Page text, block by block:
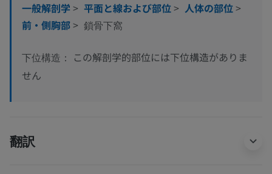
一般解剖学 > 平面と線および部位> 人体の部位>
前・側胸部> 鎖骨下窩
下位構造：
この解剖学的部位には下位構造がありま
せん
翻訳